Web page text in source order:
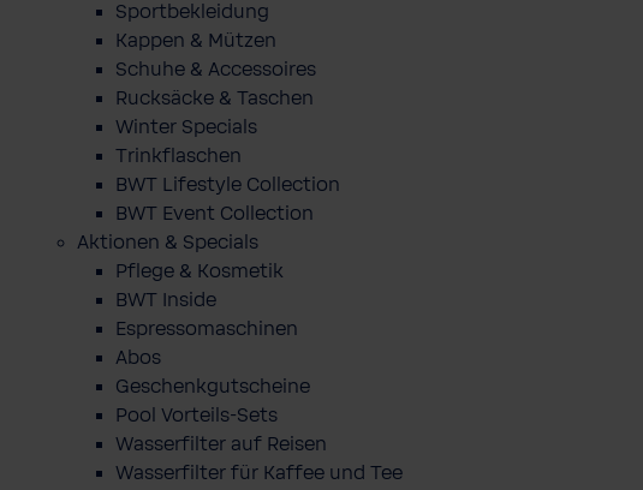
Sportbekleidung
Kappen & Mützen
Schuhe & Accessoires
Rucksäcke & Taschen
Winter Specials
Trinkflaschen
BWT Lifestyle Collection
BWT Event Collection
Aktionen & Specials
Pflege & Kosmetik
BWT Inside
Espressomaschinen
Abos
Geschenkgutscheine
Pool Vorteils-Sets
Wasserfilter auf Reisen
Wasserfilter für Kaffee und Tee